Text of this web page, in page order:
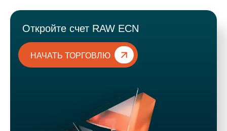
Откройте счет RAW ECN
НАЧАТЬ ТОРГОВЛЮ